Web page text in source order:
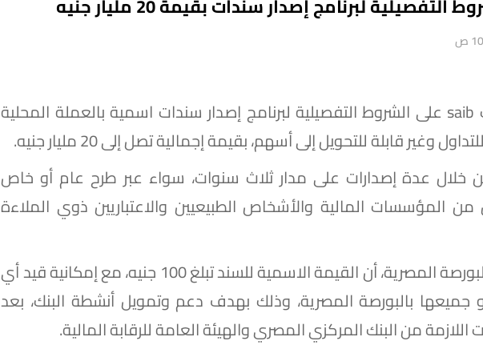
وافق مجلس إدارة بنك saib على الشروط التفصيلية لبرنامج إصدار سندات اسمية بالعملة المحلية
وغير قابلة للتحويل إلى أسهم، بقيمة إجمالية تصل إلى 20 مليار جنيه.
خلال عدة إصدارات على مدار ثلاث سنوات، سواء عبر طرح عام أو خاص
المؤسسات المالية والأشخاص الطبيعيين والاعتباريين ذوي الملاءة
وأوضح البنك، في بيان للبورصة المصرية، أن القيمة الاسمية للسند تبلغ 100 جنيه، مع إمكانية قيد أي
جميعها بالبورصة المصرية، وذلك بهدف دعم وتمويل أنشطة البنك، بعد
من البنك المركزي المصري والهيئة العامة للرقابة المالية.